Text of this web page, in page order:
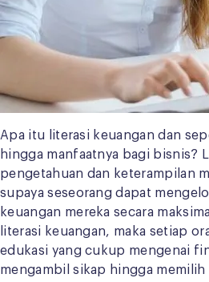
Apa itu literasi keuangan dan
hingga manfaatnya bagi bisnis?
pengetahuan dan keterampilan
supaya seseorang dapat
keuangan mereka secara
literasi keuangan, maka setiap
edukasi yang cukup mengenai
mengambil sikap hingga